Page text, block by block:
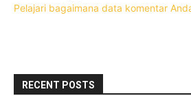
Pelajari bagaimana data komentar
RECENT POSTS